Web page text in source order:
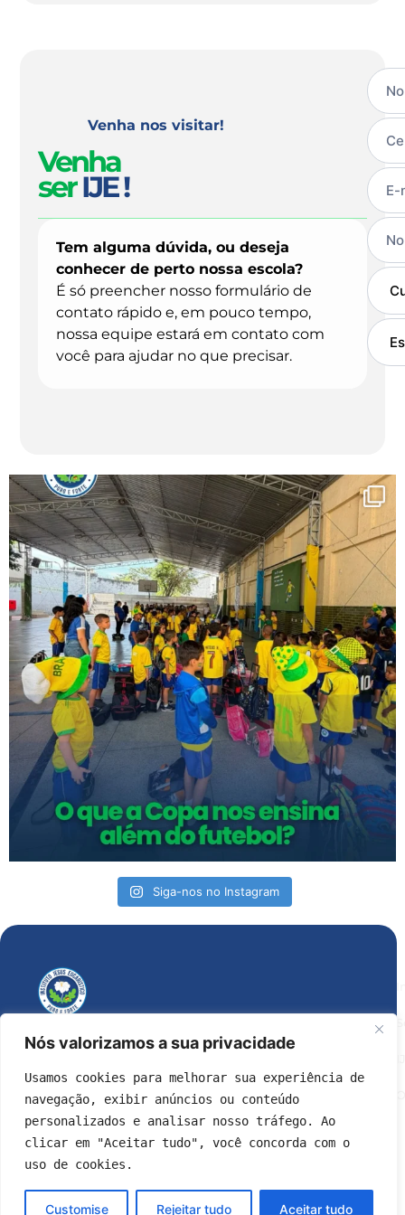
Nós valorizamos a sua privacidade
Usamos cookies para melhorar sua experiência de
navegação, exibir anúncios ou conteúdo
personalizados e analisar nosso tráfego. Ao
clicar em "Aceitar tudo", você concorda com o
uso de cookies.
Customise Rejeitar tudo Aceitar tudo
Venha nos visitar!
Venha
serIJE !
Tem alguma dúvida, ou deseja
conhecer de perto nossa escola?
É só preencher nosso formulário de
contato rápido e, em pouco tempo,
nossa equipe estará em contato com
você para ajudar no que precisar.
Siga-nos no Instagram
Instituto
Jesus Eucarístico
Praça Nossa Senhora da Apresentação, 273
Irajá – RJ
Horário de funcionamento:
Segunda a Sexta 07h às 12h | ou 13h às 17h